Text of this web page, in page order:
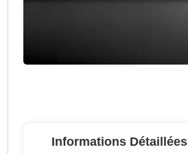
Informations Détaillées